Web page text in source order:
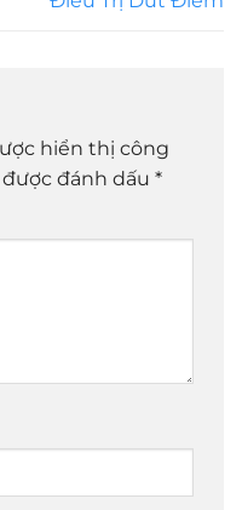
hiển thị công
đánh dấu *